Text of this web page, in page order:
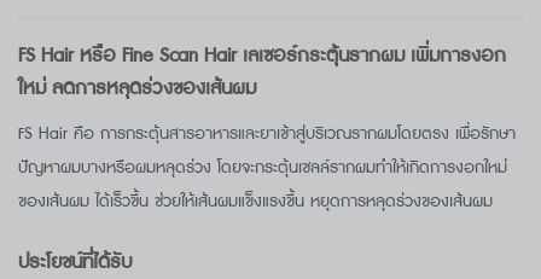
FS Hair หรือ Fine Scan Hair เลเซอร์กระตุ้นรากผม เพิ่มการงอก
ใหม่ ลดการหลุดร่วงของเส้นผม
FS Hair คือ การกระตุ้นสารอาหารและยาเข้าสู่บริเวณรากผมโดยตรง เพื่อรักษา
ปัญหาผมบางหรือผมหลุดร่วง โดยจะกระตุ้นเชลล์รากผมทำให้เกิดการงอกใหม่
ของเส้นผม ได้เร็วขึ้น ช่วยให้เส้นผมแข็งแรงขึ้น หยุดการหลุดร่วงของเส้นผม
ประโยชน์ที่ได้รับ